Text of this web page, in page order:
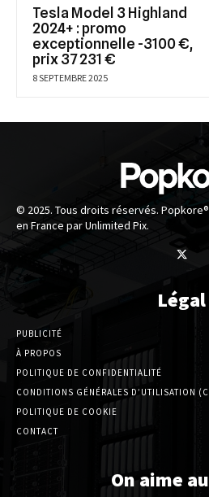
Tesla Model 3 Highland
2024+ : promo
exceptionnelle -3100 €,
prix 37 231 €
8 SEPTEMBRE 2025
© 2025. Tous droits réservés.
en France par Unlimited Pix.
Légal
PUBLICITÉ
À PROPOS
POLITIQUE DE CONFIDENTIALITÉ
CONDITIONS GÉNÉRALES D’UTILISATION
POLITIQUE DE COOKIE
CONTACT
On aime